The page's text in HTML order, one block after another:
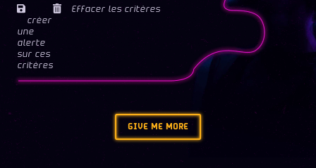
créer
une
alerte
sur ces
critères
Effacer les critères
GIVE ME MORE